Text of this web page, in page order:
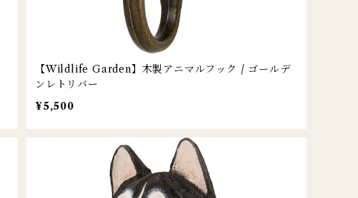
【Wildlife Garden】木製アニマルフック / ゴールデ
ンレトリバー
¥5,500